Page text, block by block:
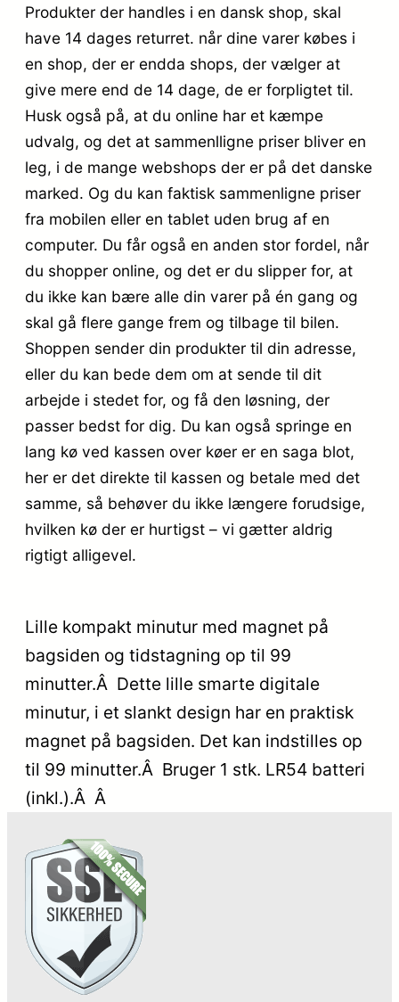
Produkter der handles i en dansk shop, skal
have 14 dages returret. når dine varer købes i
en shop, der er endda shops, der vælger at
give mere end de 14 dage, de er forpligtet til.
Husk også på, at du online har et kæmpe
udvalg, og det at sammenlligne priser bliver en
leg, i de mange webshops der er på det danske
marked. Og du kan faktisk sammenligne priser
fra mobilen eller en tablet uden brug af en
computer. Du får også en anden stor fordel, når
du shopper online, og det er du slipper for, at
du ikke kan bære alle din varer på én gang og
skal gå flere gange frem og tilbage til bilen.
Shoppen sender din produkter til din adresse,
eller du kan bede dem om at sende til dit
arbejde i stedet for, og få den løsning, der
passer bedst for dig. Du kan også springe en
lang kø ved kassen over køer er en saga blot,
her er det direkte til kassen og betale med det
samme, så behøver du ikke længere forudsige,
hvilken kø der er hurtigst – vi gætter aldrig
rigtigt alligevel.
Lille kompakt minutur med magnet på
bagsiden og tidstagning op til 99
minutter.Â Dette lille smarte digitale
minutur, i et slankt design har en praktisk
magnet på bagsiden. Det kan indstilles op
til 99 minutter.Â Bruger 1 stk. LR54 batteri
(inkl.).Â Â